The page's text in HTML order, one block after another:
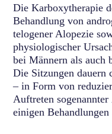
Die Karboxytherapie
Behandlung von
telogener Alopezie
physiologischer
bei Männern als auch
Die Sitzungen
– in Form von
Auftreten sogenannter
einigen Behandlungen